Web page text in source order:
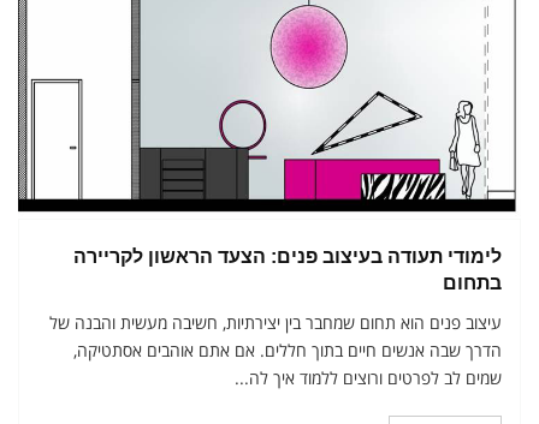
לימודי תעודה בעיצוב פנים: הצעד הראשון לקריירה
בתחום
עיצוב פנים הוא תחום שמחבר בין יצירתיות, חשיבה מעשית והבנה של
הדרך שבה אנשים חיים בתוך חללים. אם אתם אוהבים אסתטיקה,
שמים לב לפרטים ורוצים ללמוד איך לה...